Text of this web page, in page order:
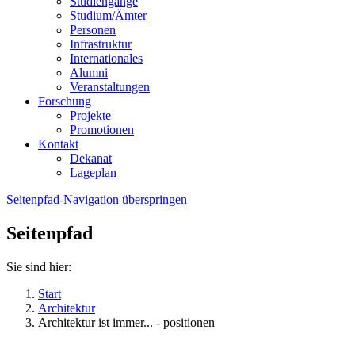
Studium/Ämter
Personen
Infrastruktur
Internationales
Alumni
Veranstaltungen
Forschung
Projekte
Promotionen
Kontakt
Dekanat
Lageplan
Seitenpfad-Navigation überspringen
Seitenpfad
Sie sind hier:
Start
Architektur
Architektur ist immer... - positionen